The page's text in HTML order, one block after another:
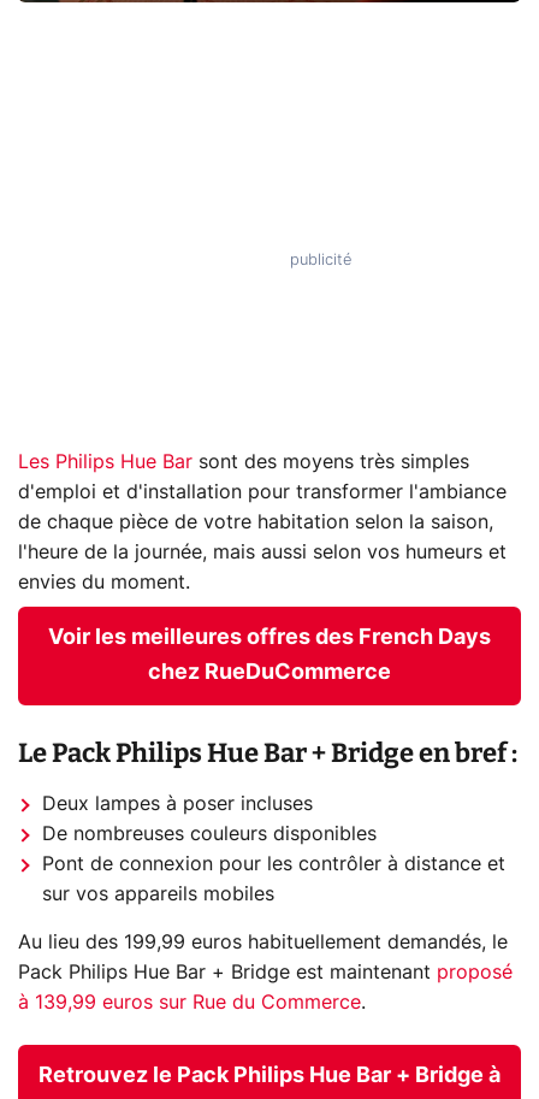
Les Philips Hue Bar sont des moyens très simples
d'emploi et d'installation pour transformer l'ambiance
de chaque pièce de votre habitation selon la saison,
l'heure de la journée, mais aussi selon vos humeurs et
envies du moment.
Voir les meilleures offres des French Days
chez RueDuCommerce
Le Pack Philips Hue Bar + Bridge en bref :
Deux lampes à poser incluses
De nombreuses couleurs disponibles
Pont de connexion pour les contrôler à distance et
sur vos appareils mobiles
Au lieu des 199,99 euros habituellement demandés, le
Pack Philips Hue Bar + Bridge est maintenant proposé
à 139,99 euros sur Rue du Commerce.
Retrouvez le Pack Philips Hue Bar + Bridge à